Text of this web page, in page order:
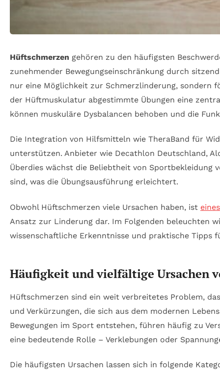
Hüftschmerzen gehören zu den häufigsten
zunehmender Bewegungseinschränkung durch
nur eine Möglichkeit zur Schmerzlinderung, sondern
der Hüftmuskulatur abgestimmte Übungen eine
können muskuläre Dysbalancen behoben und die
Die Integration von Hilfsmitteln wie TheraBand für
unterstützen. Anbieter wie Decathlon Deutschland,
Überdies wächst die Beliebtheit von Sportbekleidung
sind, was die Übungsausführung erleichtert.
Obwohl Hüftschmerzen viele Ursachen haben, ist eines
Ansatz zur Linderung dar. Im Folgenden beleuchten
wissenschaftliche Erkenntnisse und praktische Tipps
Häufigkeit und vielfältige Ursachen
Hüftschmerzen sind ein weit verbreitetes Problem,
und Verkürzungen, die sich aus dem modernen
Bewegungen im Sport entstehen, führen häufig zu
eine bedeutende Rolle – Verklebungen oder
Die häufigsten Ursachen lassen sich in folgende